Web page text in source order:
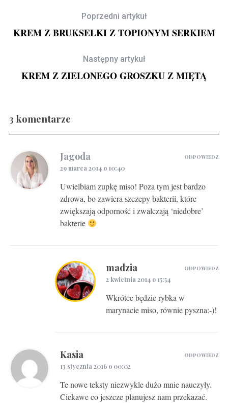
Poprzedni artykuł
KREM Z BRUKSELKI Z TOPIONYM SERKIEM
Następny artykuł
KREM Z ZIELONEGO GROSZKU Z MIĘTĄ
3 komentarze
Jagoda
29 marca 2014 o 10:40
Uwielbiam zupkę miso! Poza tym jest bardzo
zdrowa, bo zawiera szczepy bakterii, które
zwiększają odporność i zwalczają ‘niedobre’
bakterie
ODPOWIEDZ
madzia
2 kwietnia 2014 o 15:54
Wkrótce będzie rybka w
marynacie miso, równie pyszna:-)!
ODPOWIEDZ
Kasia
13 stycznia 2016 o 00:02
Te nowe teksty niezwykle dużo mnie nauczyły.
Ciekawe co jeszcze planujesz nam przekazać.
ODPOWIEDZ